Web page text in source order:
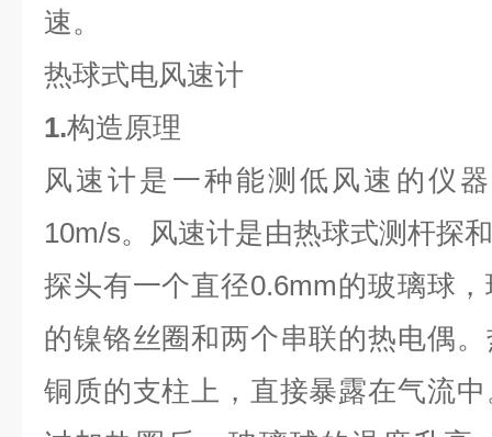
速。
热球式电风速计
1.构造原理
风速计是一种能测低风速的仪
10m/s。风速计是由热球式测杆探
探头有一个直径0.6mm的玻璃球
的镍铬丝圈和两个串联的热电偶
铜质的支柱上，直接暴露在气流